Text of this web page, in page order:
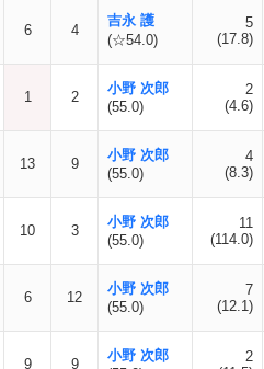
6 4
吉永 護
(☆54.0)
5
(17.8)
1 2
小野 次郎
(55.0)
2
(4.6)
13 9
小野 次郎
(55.0)
4
(8.3)
10 3
小野 次郎
(55.0)
11
(114.0)
6 12
小野 次郎
(55.0)
7
(12.1)
9 9
小野 次郎
2